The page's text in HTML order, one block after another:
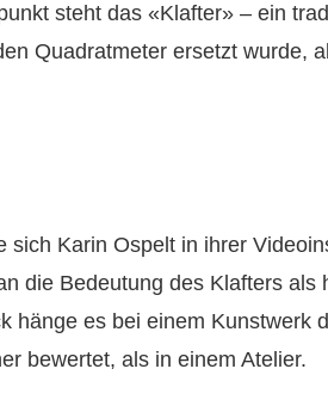
steht das «Klafter» – ein
Quadratmeter ersetzt wurde,
sich Karin Ospelt in ihrer
die Bedeutung des Klafters als
hänge es bei einem Kunstwerk
bewertet, als in einem Atelier.